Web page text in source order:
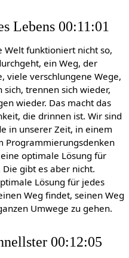
Lebens 00:11:01
Welt funktioniert nicht so,
ein Weg, der
viele verschlungene Wege,
trennen sich wieder,
wieder. Das macht das
die drinnen ist. Wir sind
in unserer Zeit, in einem
Programmierungsdenken
optimale Lösung für
gibt es aber nicht.
Lösung für jedes
Weg findet, seinen Weg
Umwege zu gehen.
00:12:05